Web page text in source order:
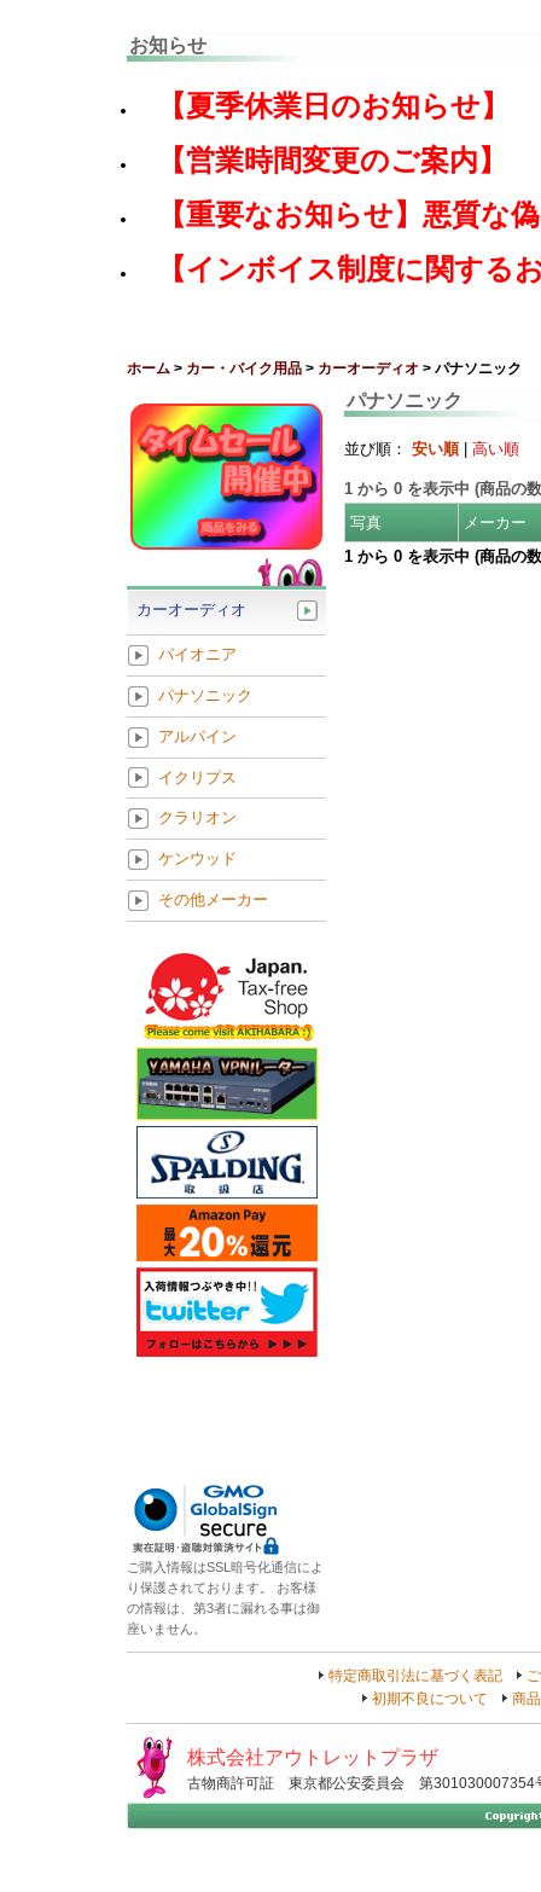
お知らせ
【夏季休業日のお知らせ】
【営業時間変更のご案内】
【重要なお知らせ】悪質な
【インボイス制度に関する
ホーム > カー・バイク用品 > カーオーディオ > パナソニック
パナソニック
並び順： 安い順| 高い順
1 から 0 を表示中 (商品の
写真
メーカー
1 から 0 を表示中 (商品の
カーオーディオ
パイオニア
パナソニック
アルパイン
イクリプス
クラリオン
ケンウッド
その他メーカー
ご購入情報はSSL暗号化通信によ
り保護されております。 お客様
の情報は、第3者に漏れる事は御
座いません。
特定商取引法に基づく表記
初期不良について
商
株式会社アウトレットプラザ
古物商許可証 東京都公安委員会 第301030007354